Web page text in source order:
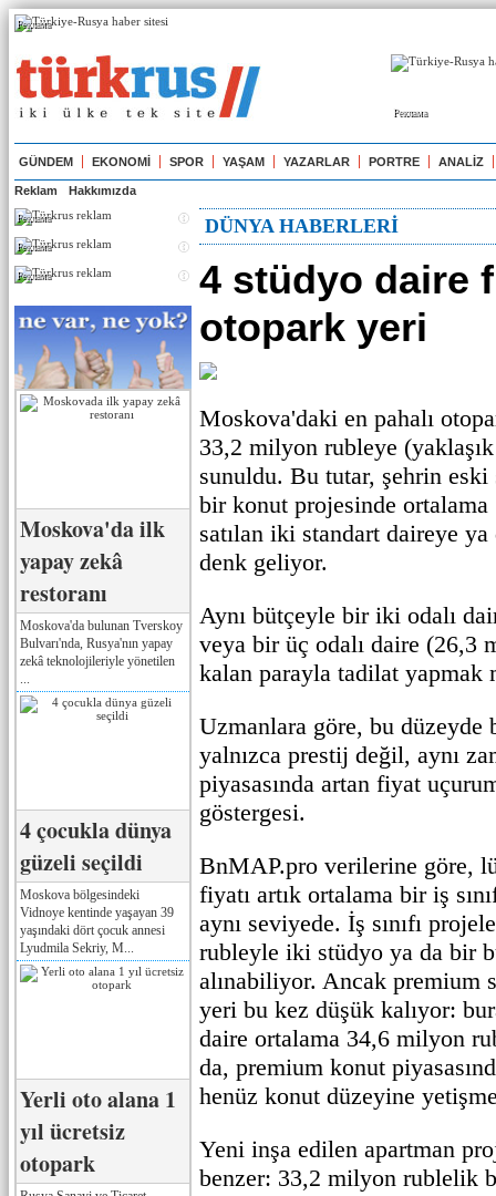
Реклама
Реклама
GÜNDEM EKONOMİ SPOR YAŞAM YAZARLAR PORTRE ANALİZ
Reklam Hakkımızda
Реклама
Реклама
Реклама
Moskova'da ilk
yapay zekâ
restoranı
Moskova'da bulunan Tverskoy
Bulvarı'nda, Rusya'nın yapay
zekâ teknolojileriyle yönetilen
4 çocukla dünya
güzeli seçildi
Moskova bölgesindeki
Vidnoye kentinde yaşayan 39
yaşındaki dört çocuk annesi
Lyudmila Sekriy, M...
Yerli oto alana 1
yıl ücretsiz
otopark
DÜNYA HABERLERİ
4 stüdyo daire
otopark yeri
Moskova'daki en pahalı
33,2 milyon rubleye
sunuldu. Bu tutar, şehrin eski
bir konut projesinde
satılan iki standart daireye
denk geliyor.
Aynı bütçeyle bir iki odalı
veya bir üç odalı daire (26,3
kalan parayla tadilat yapmak
Uzmanlara göre, bu düzeyde
yalnızca prestij değil, aynı
piyasasında artan fiyat
göstergesi.
BnMAP.pro verilerine göre,
fiyatı artık ortalama bir iş
aynı seviyede. İş sınıfı
rubleyle iki stüdyo ya da bir
alınabiliyor. Ancak premium
yeri bu kez düşük kalıyor:
daire ortalama 34,6 milyon
da, premium konut
henüz konut düzeyine
Yeni inşa edilen apartman
benzer: 33,2 milyon rublelik